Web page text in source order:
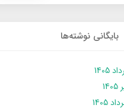
بایگانی نوشته‌ها
1405
1405